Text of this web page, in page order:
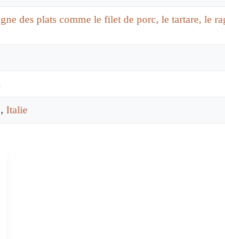
des plats comme le filet de porc, le tartare, le
, Italie